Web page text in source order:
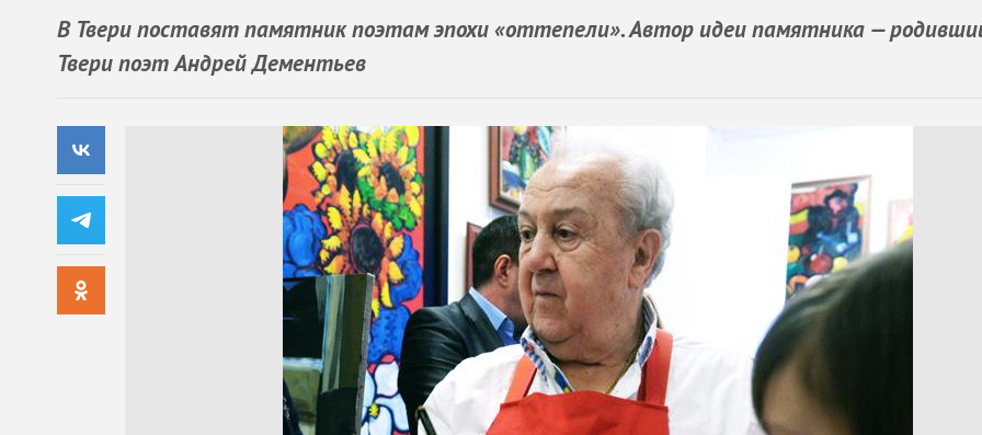
В Твери поставят памятник поэтам эпохи «оттепели». Автор идеи памятника —
Твери поэт Андрей Дементьев